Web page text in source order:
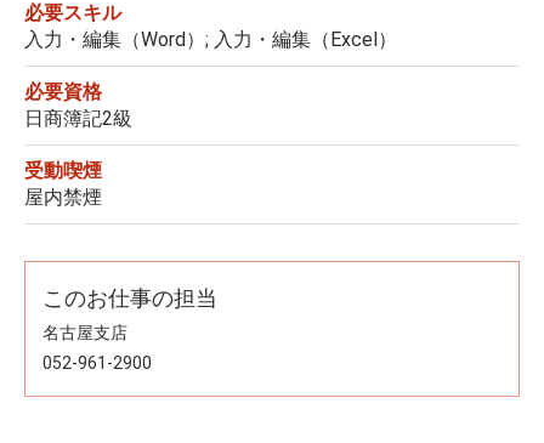
必要スキル
入力・編集（Word）; 入力・編集（Excel）
必要資格
日商簿記2級
受動喫煙
屋内禁煙
このお仕事の担当
名古屋支店
052-961-2900